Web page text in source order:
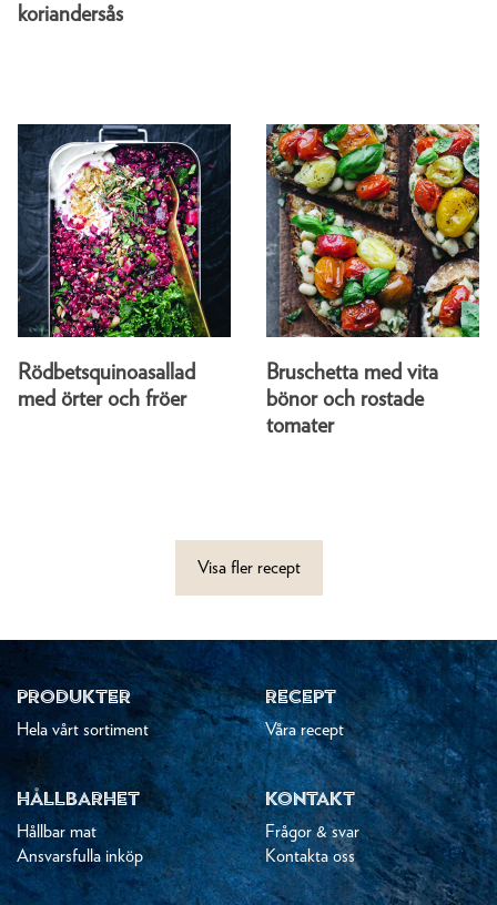
koriandersås
Rödbetsquinoasallad
med örter och fröer
Bruschetta med vita
bönor och rostade
tomater
Visa fler recept
PRODUKTER
Hela vårt sortiment
RECEPT
Våra recept
HÅLLBARHET
Hållbar mat
Ansvarsfulla inköp
KONTAKT
Frågor & svar
Kontakta oss